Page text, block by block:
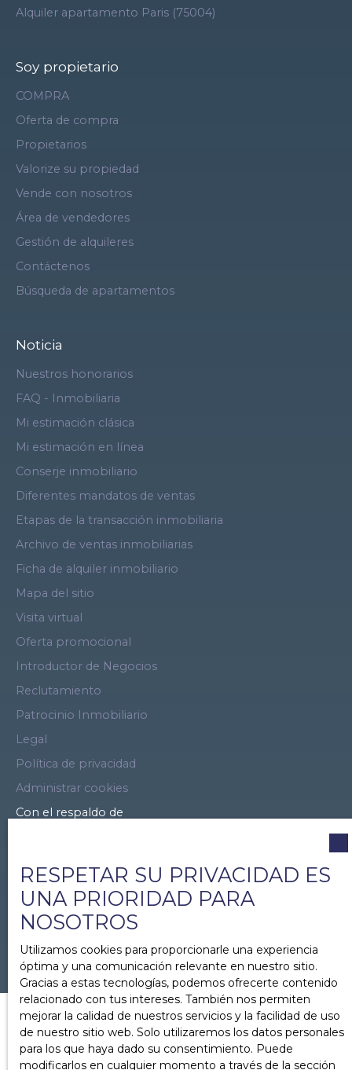
Alquiler apartamento Paris (75004)
Soy propietario
COMPRA
Oferta de compra
Propietarios
Valorize su propiedad
Vende con nosotros
Área de vendedores
Gestión de alquileres
Contáctenos
Búsqueda de apartamentos
Noticia
Nuestros honorarios
FAQ - Inmobiliaria
Mi estimación clásica
Mi estimación en línea
Conserje inmobiliario
Diferentes mandatos de ventas
Etapas de la transacción inmobiliaria
Archivo de ventas inmobiliarias
Ficha de alquiler inmobiliario
Mapa del sitio
Visita virtual
Oferta promocional
Introductor de Negocios
Reclutamiento
Patrocinio Inmobiliario
Legal
Política de privacidad
Administrar cookies
Con el respaldo de
RESPETAR SU PRIVACIDAD ES
UNA PRIORIDAD PARA
NOSOTROS
Utilizamos cookies para proporcionarle una experiencia
óptima y una comunicación relevante en nuestro sitio.
Gracias a estas tecnologías, podemos ofrecerte contenido
relacionado con tus intereses. También nos permiten
mejorar la calidad de nuestros servicios y la facilidad de uso
de nuestro sitio web. Solo utilizaremos los datos personales
para los que haya dado su consentimiento. Puede
modificarlos en cualquier momento a través de la sección